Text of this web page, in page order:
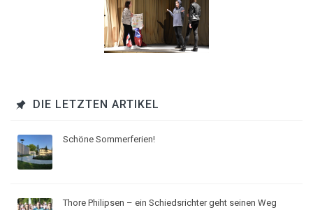
DIE LETZTEN ARTIKEL
Schöne Sommerferien!
Thore Philipsen – ein Schiedsrichter geht seinen Weg